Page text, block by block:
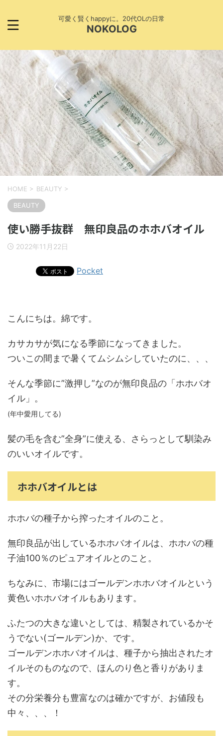
可愛く賢くhappyに。20代OLの日常
NOKOLOG
HOME > BEAUTY >
BEAUTY
使い勝手抜群 無印良品のホホバオイル
2022年11月22日
Pocket
こんにちは。綿です。
カサカサが気になる季節になってきました。
ついこの間まで暑くてムシムシしていたのに、、、
そんな季節に”激押し”なのが無印良品の「ホホバオ
イル」。
(年中愛用してる)
髪の毛を含む”全身”に使える、さらっとして馴染み
のいいオイルです。
ホホバオイルとは
ホホバの種子から搾ったオイルのこと。
無印良品が出しているホホバオイルは、ホホバの種
子油100％のピュアオイルとのこと。
ちなみに、市場にはゴールデンホホバオイルという
黄色いホホバオイルもあります。
ふたつの大きな違いとしては、精製されているかそ
うでない(ゴールデン)か、です。
ゴールデンホホバオイルは、種子から抽出されたオ
イルそのものなので、ほんのり色と香りがありま
す。
その分栄養分も豊富なのは確かですが、お値段も
中々、、、！